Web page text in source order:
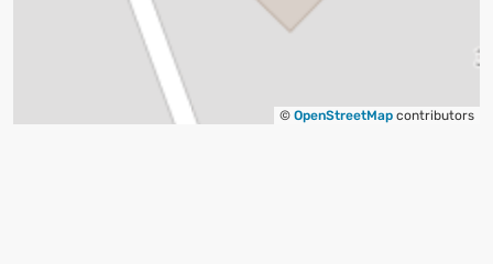
© OpenStreetMap contributors